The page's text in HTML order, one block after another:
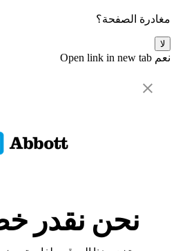
مغادرة الصفحة؟
لا
نعم Open link in new tab
نحن نقدر